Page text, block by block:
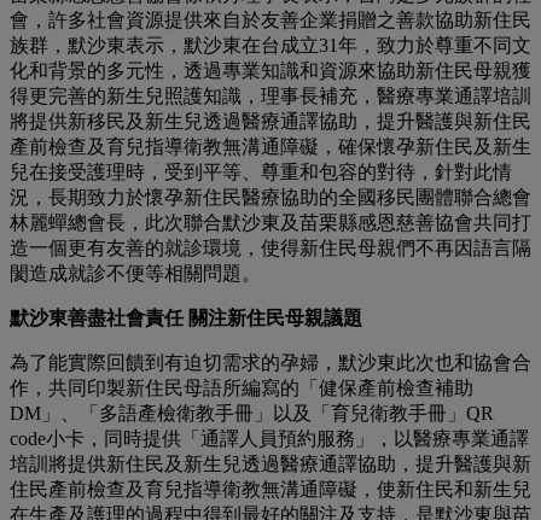
會，許多社會資源提供來自於友善企業捐贈之善款協助新住民
族群，默沙東表示，默沙東在台成立31年，致力於尊重不同文
化和背景的多元性，透過專業知識和資源來協助新住民母親獲
得更完善的新生兒照護知識，理事長補充，醫療專業通譯培訓
將提供新移民及新生兒透過醫療通譯協助，提升醫護與新住民
產前檢查及育兒指導衛教無溝通障礙，確保懷孕新住民及新生
兒在接受護理時，受到平等、尊重和包容的對待，針對此情
況，長期致力於懷孕新住民醫療協助的全國移民團體聯合總會
林麗蟬總會長，此次聯合默沙東及苗栗縣感恩慈善協會共同打
造一個更有友善的就診環境，使得新住民母親們不再因語言隔
閡造成就診不便等相關問題。
默沙東善盡社會責任 關注新住民母親議題
為了能實際回饋到有迫切需求的孕婦，默沙東此次也和協會合
作，共同印製新住民母語所編寫的「健保產前檢查補助
DM」、「多語產檢衛教手冊」以及「育兒衛教手冊」QR
code小卡，同時提供「通譯人員預約服務」，以醫療專業通譯
培訓將提供新住民及新生兒透過醫療通譯協助，提升醫護與新
住民產前檢查及育兒指導衛教無溝通障礙，使新住民和新生兒
在生產及護理的過程中得到最好的關注及支持，是默沙東與苗